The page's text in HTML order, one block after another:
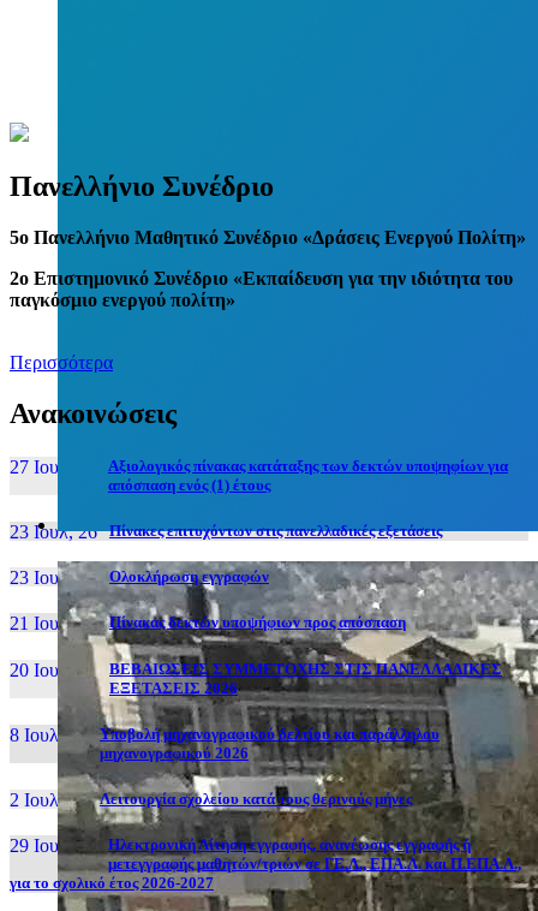
Πανελλήνιο Συνέδριο
5o Πανελλήνιο Μαθητικό Συνέδριο «Δράσεις Ενεργού Πολίτη»
2ο Επιστημονικό Συνέδριο «Εκπαίδευση για την ιδιότητα του
παγκόσμιο ενεργού πολίτη»
Περισσότερα
Ανακοινώσεις
27 Ιουν, 26
Αξιολογικός πίνακας κατάταξης των δεκτών υποψηφίων για
απόσπαση ενός (1) έτους
23 Ιουλ, 26 Πίνακες επιτυχόντων στις πανελλαδικές εξετάσεις
23 Ιουλ, 26 Ολοκλήρωση εγγραφών
21 Ιουλ, 26 Πίνακας δεκτών υποψήφιων προς απόσπαση
20 Ιουλ, 26
ΒΕΒΑΙΩΣΕΙΣ ΣΥΜΜΕΤΟΧΗΣ ΣΤΙΣ ΠΑΝΕΛΛΑΔΙΚΕΣ
ΕΞΕΤΑΣΕΙΣ 2026
8 Ιουλ, 26
Υποβολή μηχανογραφικού δελτίου και παράλληλου
μηχανογραφικού 2026
2 Ιουλ, 26 Λειτουργία σχολείου κατά τους θερινούς μήνες
29 Ιουν, 26
Ηλεκτρονική Αίτηση εγγραφής, ανανέωσης εγγραφής ή
μετεγγραφής μαθητών/τριών σε ΓΕ.Λ., ΕΠΑ.Λ. και Π.ΕΠΑ.Λ.,
για το σχολικό έτος 2026-2027